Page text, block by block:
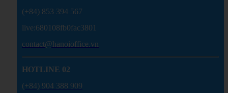
(+84) 853 394 567
live:680108fb0fac3801
contact@hanoioffice.vn
HOTLINE 02
(+84) 904 388 909